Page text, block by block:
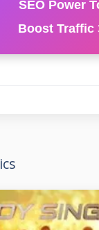
SEO Power
Boost Traffic